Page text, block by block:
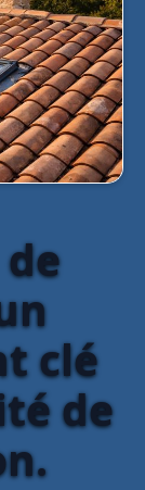
clé
de